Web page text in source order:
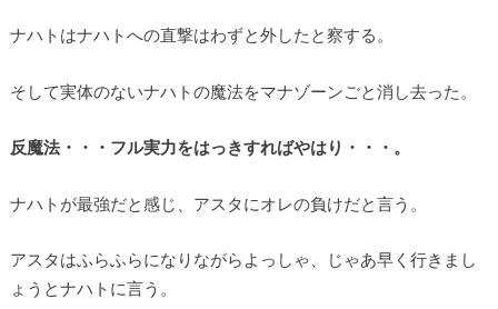
ナハトはナハトへの直撃はわずと外したと察する。
そして実体のないナハトの魔法をマナゾーンごと消し去った。
反魔法・・・フル実力をはっきすればやはり・・・。
ナハトが最強だと感じ、アスタにオレの負けだと言う。
アスタはふらふらになりながらよっしゃ、じゃあ早く行きまし
ょうとナハトに言う。